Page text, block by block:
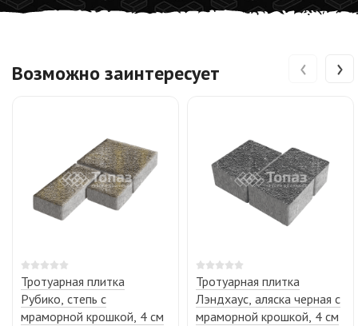
Возможно заинтересует
Тротуарная плитка
Рубико, степь с
мраморной крошкой, 4 см
Тротуарная плитка
Лэндхаус, аляска черная с
мраморной крошкой, 4 см
‹ ›